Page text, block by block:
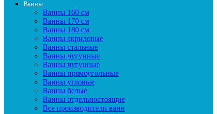
Ванны
Ванны 160 см
Ванны 170 см
Ванны 180 см
Ванны акриловые
Ванны стальные
Ванны чугунные
Ванны чугунные
Ванны прямоугольные
Ванны угловые
Ванны белые
Ванны отдельностоящие
Все производители ванн